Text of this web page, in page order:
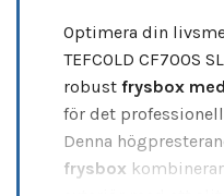
Optimera din
TEFCOLD CF700S
robust frysbox
för det
Denna
frysbox